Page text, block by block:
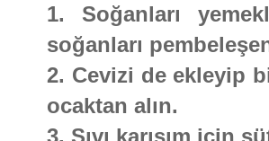
1. Soğanları
soğanları
2. Cevizi de ekleyip
ocaktan alın.
3. Sıvı karışım için